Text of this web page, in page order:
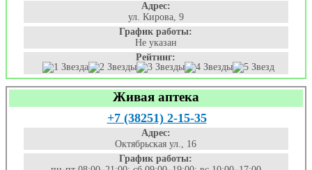
Адрес:
ул. Кирова, 9
График работы:
Не указан
Рейтинг:
Живая аптека
+7 (38251) 2-15-35
Адрес:
Октябрьская ул., 16
График работы: